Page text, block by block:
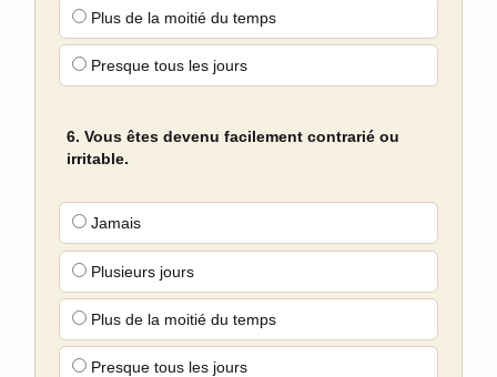
Plus de la moitié du temps
Presque tous les jours
6. Vous êtes devenu facilement contrarié ou
irritable.
Jamais
Plusieurs jours
Plus de la moitié du temps
Presque tous les jours